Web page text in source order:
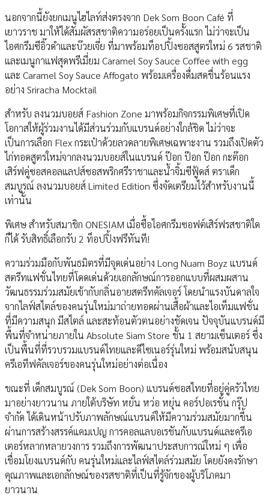
นอกจากนี้ยังยกเมนูไฮไลท์ส่งตรงจาก Dek Som Boon Café ที่
เยาวราช มาให้ได้สัมผัสรสชาติความอร่อยเป็นครั้งแรก ไม่ว่าจะเป็น
ไอศกรีมซีอิ๊วดำและบ๊วยเจี่ย ที่มาพร้อมท็อปปิ้งซอสสูตรใหม่ 6 รสชาติ
และเมนูกาแฟสุดพรีเมี่ยม Caramel Soy Sauce Coffee with egg
และ Caramel Soy Sauce Affogato พร้อมเครื่องดื่มสดชื่นร้อนแรง
อย่าง Sriracha Mocktail
สำหรับ ลงนวมบอยส์ Fashion Zone มาพร้อมกิจกรรมพิเศษที่เปิด
โอกาสให้ผู้ร่วมงานได้มีส่วนร่วมกับแบรนด์อย่างใกล้ชิด ไม่ว่าจะ
เป็นการเลือก Flex กระเป๋าด้วยลวดลายพิเศษเฉพาะงาน รวมถึงเปิดตัว
ไก่ทอดสูตรใหม่จากลงนวมบอยส์ในแบรนด์ ป๊อก ป๊อก ป๊อก กะต๊อก
เสิร์ฟคู่ซอสคอลแลปส์ซอสพริกศรีราชาและน้ำจิ้มซีฟู้ดส์ ตราเด็ก
สมบูรณ์ ลงนวมบอยส์ Limited Edition ซึ่งจัดเตรียมไว้สำหรับงานนี้
เท่านั้น
พิเศษ สำหรับสมาชิก ONESIAM เมื่อซื้อไอศกรีมซอฟต์เสิร์ฟรสชาติใด
ก็ได้ รับสิทธิ์เลือกรับ 2 ท็อปปิ้งฟรีทันที!
ความร่วมมือกับพันธมิตรที่มีจุดเด่นอย่าง Long Nuam Boyz แบรนด์
สตรีทแฟชั่นไทยที่โดดเด่นด้วยเอกลักษณ์การออกแบบที่ผสมผสาน
วัฒนธรรมร่วมสมัยเข้ากับกลิ่นอายสตรีทคัลเจอร์ โดยนำแรงบันดาลใจ
จากไลฟ์สไตล์ของคนรุ่นใหม่มาถ่ายทอดผ่านเสื้อผ้าและไอเท็มแฟชั่น
ที่มีความสนุก มีสไตล์ และสะท้อนตัวตนอย่างชัดเจน ปัจจุบันแบรนด์มี
พื้นที่จำหน่ายภายใน Absolute Siam Store ชั้น 1 สยามเซ็นเตอร์ ซึ่ง
เป็นพื้นที่ที่รวบรวมแบรนด์ไทยและดีไซเนอร์รุ่นใหม่ พร้อมสนับสนุน
ครีเอทีฟคัลเจอร์ของคนรุ่นใหม่อย่างต่อเนื่อง
ขณะที่ เด็กสมบูรณ์ (Dek Som Boon) แบรนด์ซอสไทยที่อยู่คู่ครัวไทย
มาอย่างยาวนาน ภายใต้บริษัท หยั่น หว่อ หยุ่น คอร์ปอเรชั่น กรุ๊ป
จำกัด ได้เดินหน้าปรับภาพลักษณ์แบรนด์ให้มีความร่วมสมัยมากขึ้น
ผ่านการสร้างสรรค์แคมเปญ การคอลแลบอเรชันกับแบรนด์และครีเอ
เตอร์หลากหลายวงการ รวมถึงการพัฒนาประสบการณ์ใหม่ ๆ เพื่อ
เชื่อมโยงแบรนด์กับ คนรุ่นใหม่และไลฟ์สไตล์ร่วมสมัย โดยยังคงรักษา
คุณภาพและเอกลักษณ์ของรสชาติที่เป็นที่รู้จักของผู้บริโภคมา
ยาวนาน